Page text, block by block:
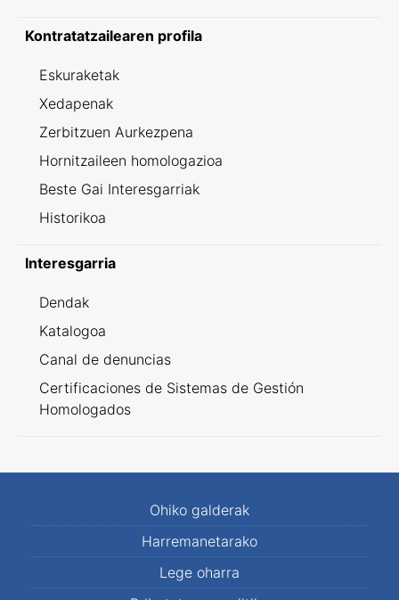
Kontratatzailearen profila
Eskuraketak
Xedapenak
Zerbitzuen Aurkezpena
Hornitzaileen homologazioa
Beste Gai Interesgarriak
Historikoa
Interesgarria
Dendak
Katalogoa
Canal de denuncias
Certificaciones de Sistemas de Gestión
Homologados
Ohiko galderak
Harremanetarako
Lege oharra